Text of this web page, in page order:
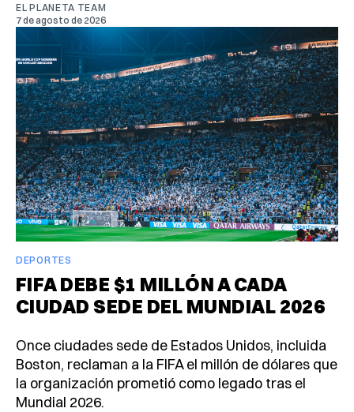
EL PLANETA TEAM
7 de agosto de 2026
DEPORTES
FIFA DEBE $1 MILLÓN A CADA
CIUDAD SEDE DEL MUNDIAL 2026
Once ciudades sede de Estados Unidos, incluida
Boston, reclaman a la FIFA el millón de dólares que
la organización prometió como legado tras el
Mundial 2026.